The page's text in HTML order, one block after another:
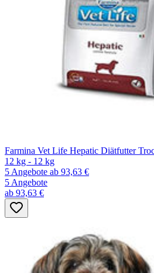
Farmina Vet Life Hepatic Diätfutter
12 kg - 12 kg
5 Angebote ab 93,63 €
5 Angebote
ab 93,63 €